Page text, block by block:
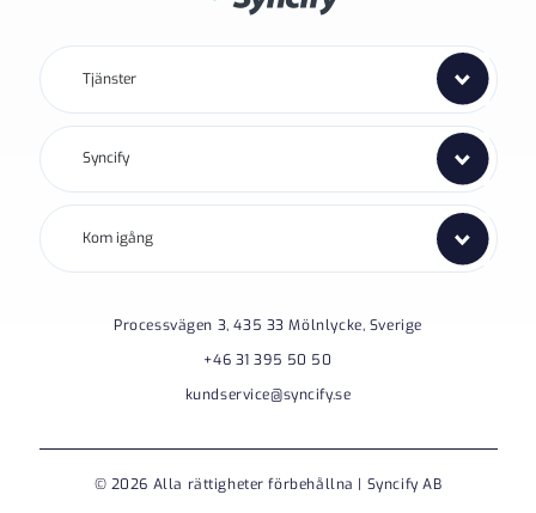
Tjänster
Syncify
Kom igång
Processvägen 3, 435 33 Mölnlycke, Sverige
+46 31 395 50 50
kundservice@syncify.se
© 2026 Alla rättigheter förbehållna | Syncify AB